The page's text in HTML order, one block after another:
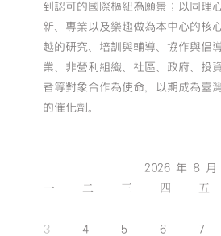
到認可的國際樞紐為願景；以同理
新、專業以及樂趣做為本中心的核
越的研究、培訓與輔導、協作與倡
業、非營利組織、社區、政府、投
者等對象合作為使命，以期成為臺
的催化劑。
2026 年 8 月
一 二 三 四 五
3
4 5 6 7